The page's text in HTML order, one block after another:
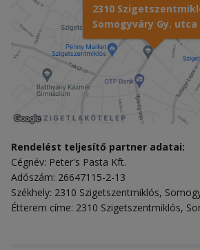
2310
Somogyváry Gy. utca
Rendelést teljesítő partner adatai:
Cégnév: Peter's Pasta Kft.
Adószám: 26647115-2-13
Székhely: 2310 Szigetszentmiklós,
Étterem címe: 2310 Szigetszentmiklós,